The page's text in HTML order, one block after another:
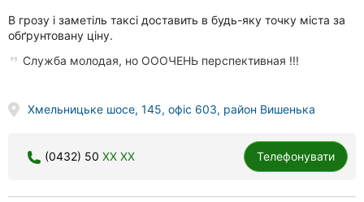
В грозу і заметіль таксі доставить в будь-яку точку міста за
обґрунтовану ціну.
Служба молодая, но ОООЧЕНЬ перспективная !!!
Хмельницьке шосе, 145, офіс 603, район Вишенька
(0432) 50 XX XX Телефонувати